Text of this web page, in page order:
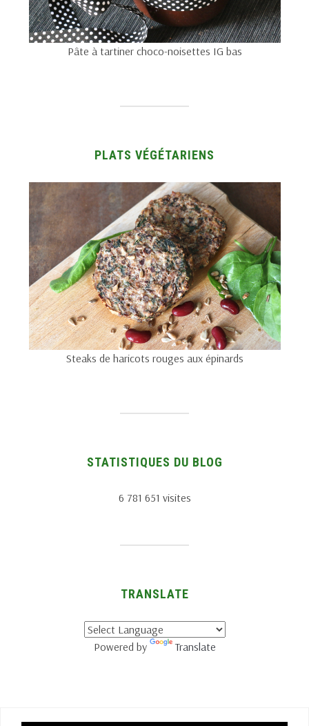
Pâte à tartiner choco-noisettes IG bas
PLATS VÉGÉTARIENS
Steaks de haricots rouges aux épinards
STATISTIQUES DU BLOG
6 781 651 visites
TRANSLATE
Powered by Translate